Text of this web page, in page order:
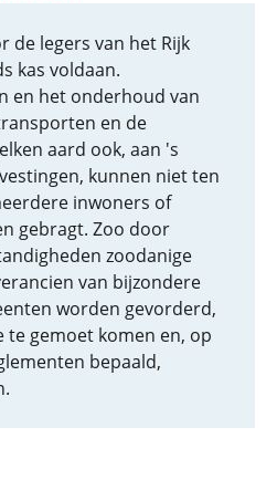
de legers van het Rijk
kas voldaan.
en het onderhoud van
en de
aard ook, aan 's
kunnen niet ten
inwoners of
gebragt. Zoo door
zoodanige
van bijzondere
worden gevorderd,
te gemoet komen en, op
bepaald,